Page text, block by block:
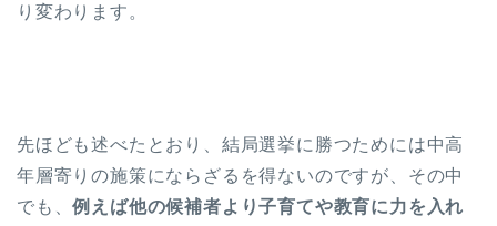
り変わります。
先ほども述べたとおり、結局選挙に勝つためには中高
年層寄りの施策にならざるを得ないのですが、その中
でも、例えば他の候補者より子育てや教育に力を入れ